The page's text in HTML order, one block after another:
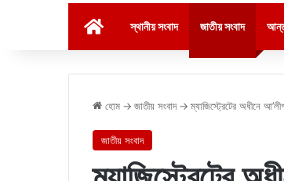
স্থানীয় সংবাদ জাতীয় সংবাদ
হোম → জাতীয় সংবাদ → ম্যাজিস্ট্রেটের অধীনে
জাতীয় সংবাদ